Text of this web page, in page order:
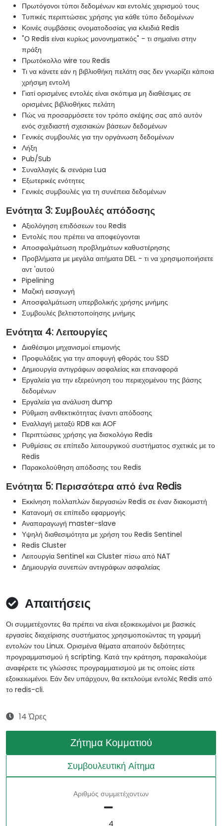
Πρωτόγονοι τύποι δεδομένων και εντολές χειρισμού τους
Τυπικές περιπτώσεις χρήσης για κάθε τύπο δεδομένων
Κοινές συμβάσεις ονοματοδοσίας για κλειδιά Redis
"Ο Redis είναι κυρίως μονονηματικός" - τι σημαίνει στην
πράξη
Πρωτόκολλο wire του Redis
Τι να κάνετε εάν η βιβλιοθήκη πελάτη σας δεν γνωρίζει κάποια
χρήσιμη εντολή
Γιατί ορισμένες εντολές είναι σκόπιμα μη διαθέσιμες σε
ορισμένες βιβλιοθήκες πελάτη
Πώς να προσαρμόσετε τον τρόπο σκέψης σας από αυτόν
ενός σχεδιαστή σχεσιακών βάσεων δεδομένων
Γενικές συμβουλές για την οργάνωση δεδομένων
Λήξη
Pub/Sub
Συναλλαγές & σενάρια Lua
Εξωτερικές ενότητες
Γενικές συμβουλές για τη συνέπεια δεδομένων
Ενότητα 3: Συμβουλές απόδοσης
Αξιολόγηση επιδόσεων του Redis
Εντολές που πρέπει να αποφεύγονται
Αποσφαλμάτωση προβλημάτων καθυστέρησης
Προβλήματα με μεγάλα αιτήματα DEL - τι να χρησιμοποιήσετε
αντ 'αυτού
Pipelining
Μαζική εισαγωγή
Αποσφαλμάτωση υπερβολικής χρήσης μνήμης
Συμβουλές βελτιστοποίησης μνήμης
Ενότητα 4: Λειτουργίες
Διαθέσιμοι μηχανισμοί επιμονής
Προφυλάξεις για την αποφυγή φθοράς του SSD
Δημιουργία αντιγράφων ασφαλείας και επαναφορά
Εργαλεία για την εξερεύνηση του περιεχομένου της βάσης
δεδομένων
Εργαλεία για ανάλυση dump
Ρύθμιση ανθεκτικότητας έναντι απόδοσης
Εναλλαγή μεταξύ RDB και AOF
Περιπτώσεις χρήσης για δισκολόγιο Redis
Ρυθμίσεις σε επίπεδο λειτουργικού συστήματος σχετικές με το
Redis
Παρακολούθηση απόδοσης του Redis
Ενότητα 5: Περισσότερα από ένα Redis
Εκκίνηση πολλαπλών διεργασιών Redis σε έναν διακομιστή
Κατανομή σε επίπεδο εφαρμογής
Αναπαραγωγή master-slave
Υψηλή διαθεσιμότητα με χρήση του Redis Sentinel
Redis Cluster
Λειτουργία Sentinel και Cluster πίσω από NAT
Δημιουργία συνεπών αντιγράφων ασφαλείας
Απαιτήσεις
Οι συμμετέχοντες θα πρέπει να είναι εξοικειωμένοι με βασικές
εργασίες διαχείρισης συστήματος χρησιμοποιώντας τη γραμμή
εντολών του Linux. Ορισμένα θέματα απαιτούν δεξιότητες
προγραμματισμού ή scripting. Κατά την κράτηση, παρακαλούμε
αναφέρετε τις γλώσσες προγραμματισμού με τις οποίες είστε
εξοικειωμένοι. Εάν δεν υπάρχουν, θα εκτελούμε εντολές Redis από
το redis-cli.
14 Ώρες
Ζήτημα Κομματιού
Συμβουλευτική Αίτημα
Αριθμός συμμετέχοντων